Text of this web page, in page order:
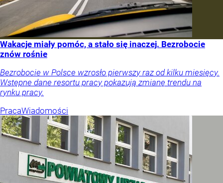
Wakacje miały pomóc, a stało się inaczej. Bezrobocie
znów rośnie
Bezrobocie w Polsce wzrosło pierwszy raz od kilku miesięcy.
Wstępne dane resortu pracy pokazują zmianę trendu na
rynku pracy.
PracaWiadomości